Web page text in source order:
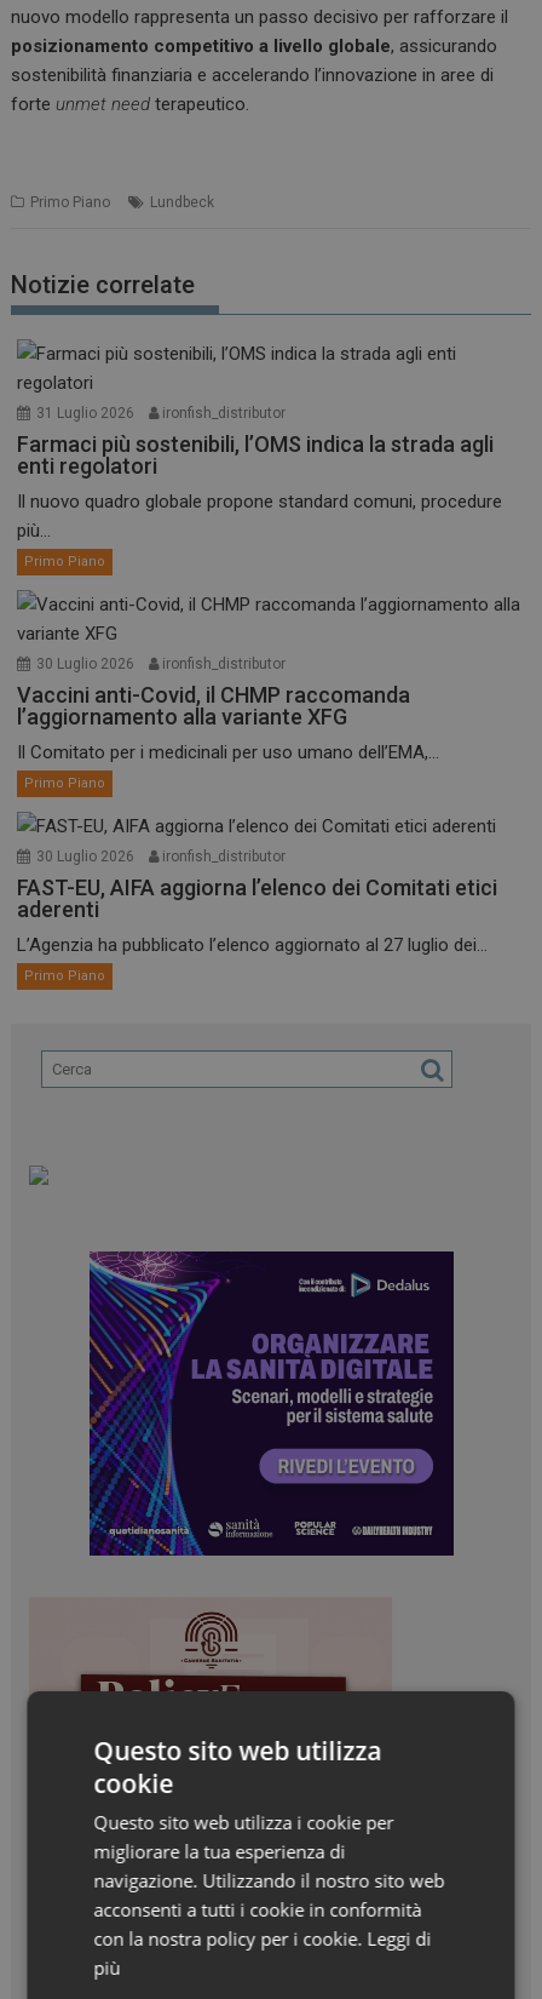
nuovo modello rappresenta un passo decisivo per rafforzare il
posizionamento competitivo a livello globale, assicurando
sostenibilità finanziaria e accelerando l’innovazione in aree di
forte unmet need terapeutico.
Primo Piano Lundbeck
Notizie correlate
31 Luglio 2026 ironfish_distributor
Farmaci più sostenibili, l’OMS indica la strada agli
enti regolatori
Il nuovo quadro globale propone standard comuni, procedure
più...
Primo Piano
30 Luglio 2026 ironfish_distributor
Vaccini anti-Covid, il CHMP raccomanda
l’aggiornamento alla variante XFG
Il Comitato per i medicinali per uso umano dell’EMA,...
Primo Piano
30 Luglio 2026 ironfish_distributor
FAST-EU, AIFA aggiorna l’elenco dei Comitati etici
aderenti
L’Agenzia ha pubblicato l’elenco aggiornato al 27 luglio dei...
Primo Piano
Questo sito web utilizza
cookie
Questo sito web utilizza i cookie per
migliorare la tua esperienza di
navigazione. Utilizzando il nostro sito web
acconsenti a tutti i cookie in conformità
con la nostra policy per i cookie. Leggi di
più